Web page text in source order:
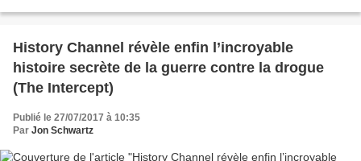
History Channel révèle enfin l’incroyable
histoire secrète de la guerre contre la drogue
(The Intercept)
Publié le 27/07/2017 à 10:35
Par Jon Schwartz